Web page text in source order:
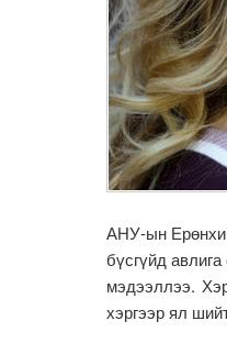
АНУ-ын
бүсгүйд
мэдээллээ.
хэргээр ял